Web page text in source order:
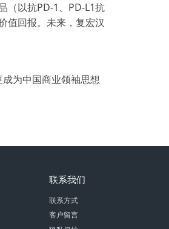
（以抗PD-1、PD-L1抗
值回报。未来，复宏汉
为中国商业领袖思想
联系我们
联系方式
客户留言